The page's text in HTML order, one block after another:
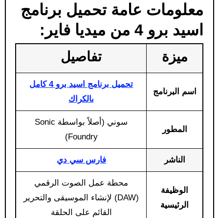
معلومات عامة تحميل برنامج
اسيد برو 4 من ميديا فاير:
ميزة تفاصيل
اسم البرنامج
تحميل برنامج اسيد برو 4 كامل
بالكراك
المطور
سوني (أصلاً بواسطة Sonic
Foundry)
الناشر فارس سي دي
الوظيفة
الرئيسية
محطة عمل الصوت الرقمي
(DAW) لإنشاء الموسيقى والتحرير
القائم على الحلقة